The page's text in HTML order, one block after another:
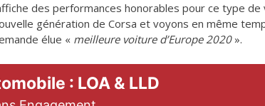
des performances honorables pour ce type
génération de Corsa et voyons en même
élue « meilleure voiture d’Europe 2020».